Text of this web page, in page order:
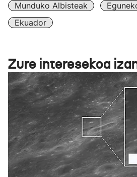
Munduko Albisteak
Ekuador
Zure interesekoa